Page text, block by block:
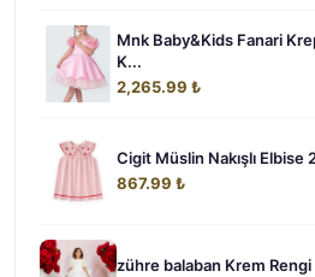
Mnk Baby&Kids Fanari
K...
2,265.99 ₺
Cigit Müslin Nakışlı Elbise
867.99 ₺
zühre balaban Krem Rengi